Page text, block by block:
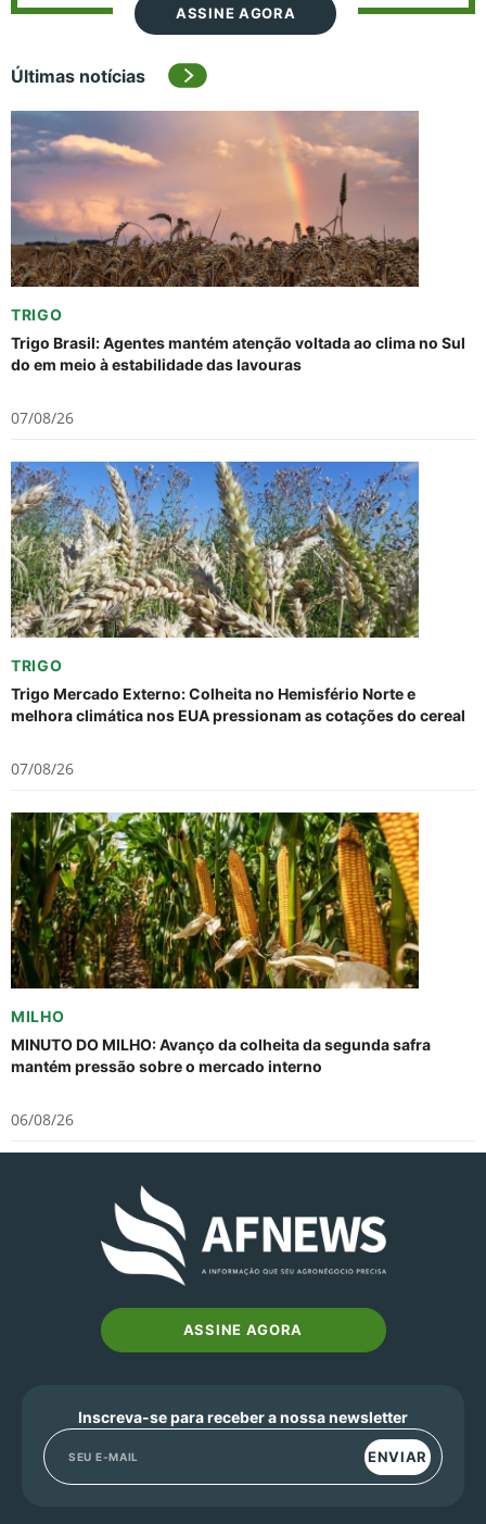
ASSINE AGORA
Últimas notícias
TRIGO
Trigo Brasil: Agentes mantém atenção voltada ao clima no Sul
do em meio à estabilidade das lavouras
07/08/26
TRIGO
Trigo Mercado Externo: Colheita no Hemisfério Norte e
melhora climática nos EUA pressionam as cotações do cereal
07/08/26
MILHO
MINUTO DO MILHO: Avanço da colheita da segunda safra
mantém pressão sobre o mercado interno
06/08/26
ASSINE AGORA
Inscreva-se para receber a nossa newsletter
ENVIAR